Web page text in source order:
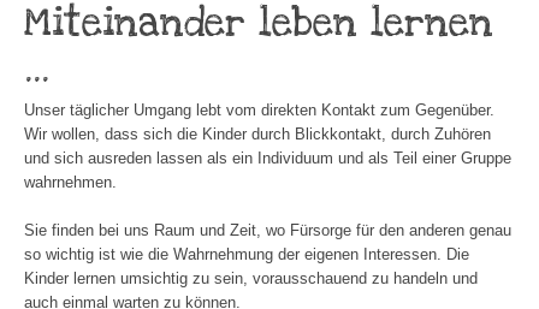
Miteinander leben lernen
...
Unser täglicher Umgang lebt vom direkten Kontakt zum Gegenüber.
Wir wollen, dass sich die Kinder durch Blickkontakt, durch Zuhören
und sich ausreden lassen als ein Individuum und als Teil einer Gruppe
wahrnehmen.
Sie finden bei uns Raum und Zeit, wo Fürsorge für den anderen genau
so wichtig ist wie die Wahrnehmung der eigenen Interessen. Die
Kinder lernen umsichtig zu sein, vorausschauend zu handeln und
auch einmal warten zu können.